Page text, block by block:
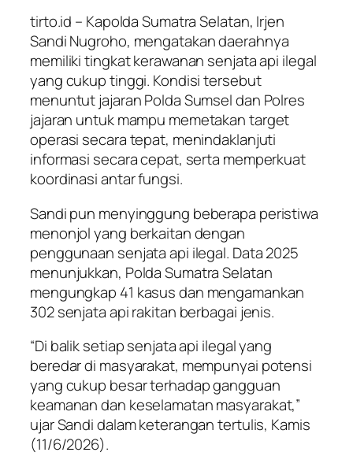
tirto.id – Kapolda Sumatra Selatan, Irjen
Sandi Nugroho, mengatakan daerahnya
memiliki tingkat kerawanan senjata api ilegal
yang cukup tinggi. Kondisi tersebut
menuntut jajaran Polda Sumsel dan Polres
jajaran untuk mampu memetakan target
operasi secara tepat, menindaklanjuti
informasi secara cepat, serta memperkuat
koordinasi antar fungsi.
Sandi pun menyinggung beberapa peristiwa
menonjol yang berkaitan dengan
penggunaan senjata api ilegal. Data 2025
menunjukkan, Polda Sumatra Selatan
mengungkap 41 kasus dan mengamankan
302 senjata api rakitan berbagai jenis.
“Di balik setiap senjata api ilegal yang
beredar di masyarakat, mempunyai potensi
yang cukup besar terhadap gangguan
keamanan dan keselamatan masyarakat,”
ujar Sandi dalam keterangan tertulis, Kamis
(11/6/2026).